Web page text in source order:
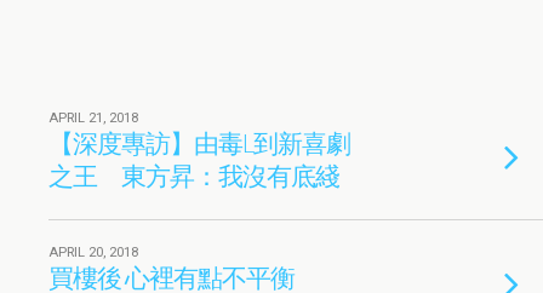
APRIL 21, 2018
【深度專訪】由毒L到新喜劇
之王 東方昇：我沒有底綫
APRIL 20, 2018
買樓後 心裡有點不平衡